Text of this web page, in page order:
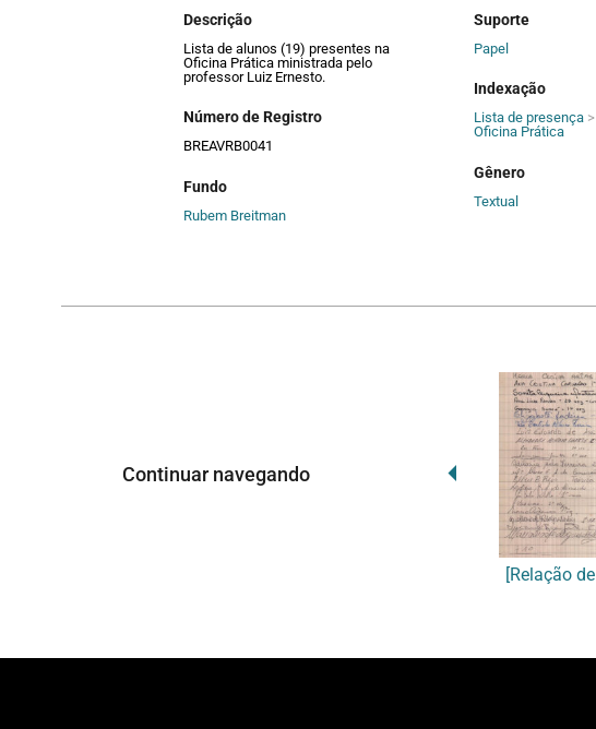
Descrição
Lista de alunos (19) presentes na
Oficina Prática ministrada pelo
professor Luiz Ernesto.
Número de Registro
BREAVRB0041
Fundo
Rubem Breitman
Suporte
Papel
Indexação
Lista de presença >
Oficina Prática
Gênero
Textual
Continuar navegando